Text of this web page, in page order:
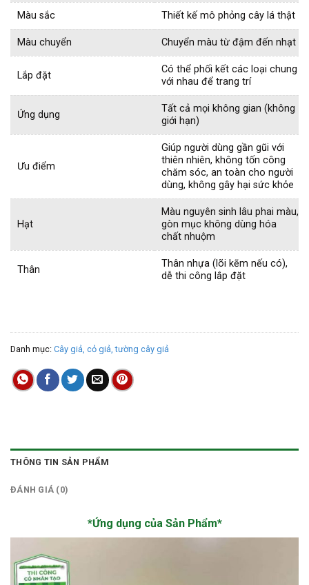
Màu sắc Thiết kế mô phỏng cây lá thật
Màu chuyển Chuyển màu từ đậm đến nhạt
Lắp đặt
Có thể phối kết các loại chung
với nhau để trang trí
Ứng dụng
Tất cả mọi không gian (không
giới hạn)
Ưu điểm
Giúp người dùng gần gũi với
thiên nhiên, không tốn công
chăm sóc, an toàn cho người
dùng, không gây hại sức khỏe
Hạt
Màu nguyên sinh lâu phai màu,
gòn mục không dùng hóa
chất nhuộm
Thân
Thân nhựa (lõi kẽm nếu có),
dễ thi công lắp đặt
Danh mục: Cây giả, cỏ giả, tường cây giả
THÔNG TIN SẢN PHẨM
ĐÁNH GIÁ (0)
*Ứng dụng của Sản Phẩm*